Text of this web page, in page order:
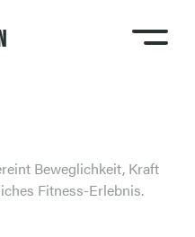
Beweglichkeit, Kraft
Fitness-Erlebnis.